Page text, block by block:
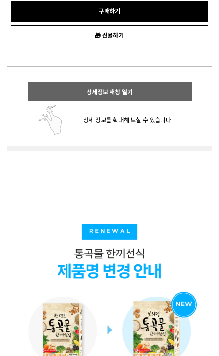
구매하기
🎁 선물하기
상세정보 새창 열기
상세 정보를 확대해 보실 수 있습니다.